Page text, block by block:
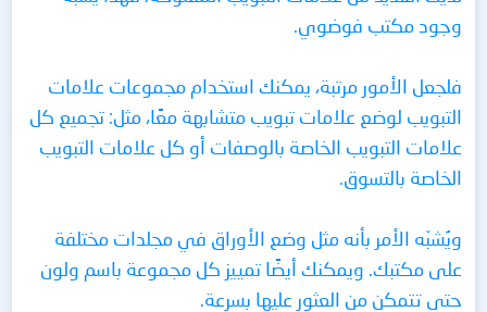
وجود مكتب فوضوي.
فلجعل الأمور مرتبة، يمكنك استخدام مجموعات علامات
التبويب لوضع علامات تبويب متشابهة معًا، مثل: تجميع كل
علامات التبويب الخاصة بالوصفات أو كل علامات التبويب
الخاصة بالتسوق.
ويُشبّه الأمر بأنه مثل وضع الأوراق في مجلدات مختلفة
على مكتبك. ويمكنك أيضًا تمييز كل مجموعة باسم ولون
حتى تتمكن من العثور عليها بسرعة.